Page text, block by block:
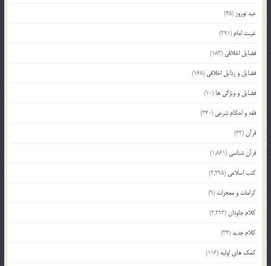
عید نوروز (45)
غیبت امام (291)
فضایل اخلاقی (183)
فضایل و رذایل اخلاقی (168)
فضایل و ویژگی ها (10)
فقه و احکام شرعی (340)
قرآن(23)
قرآن شناسی (1,861)
کتب اسلامی (2,295)
کرامات و معجزات (9)
کلام جاودان(2,293)
کلام جدید(34)
کمک های اولیه (116)